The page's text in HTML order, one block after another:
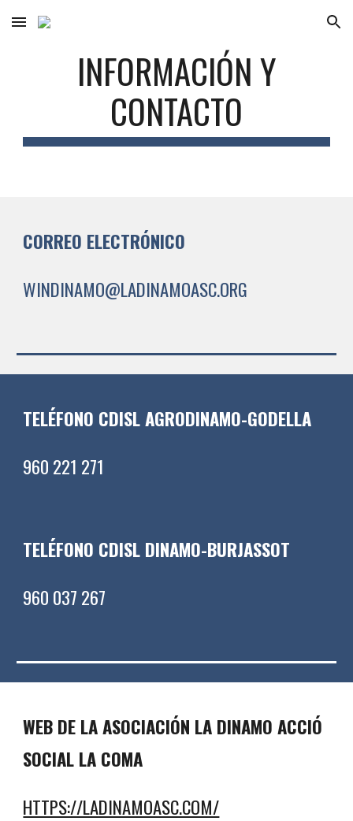
Skip to main content Skip to navigation
INFORMACIÓN Y
CONTACTO
CORREO ELECTRÓNICO
WINDINAMO@LADINAMOASC.ORG
TELÉFONO CDISL AGRODINAMO-GODELLA
960 221 271
TELÉFONO CDISL DINAMO-BURJASSOT
960 037 267
WEB DE LA ASOCIACIÓN LA DINAMO ACCIÓ
SOCIAL LA COMA
HTTPS://LADINAMOASC.COM/